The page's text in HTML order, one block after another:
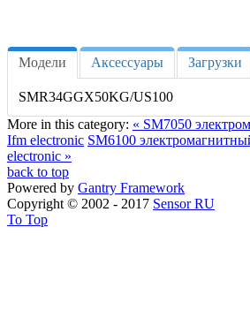
Модели Аксессуары Загрузки
SMR34GGX50KG/US100
More in this category: « SM7050
Ifm electronic SM6100
electronic »
back to top
Powered by Gantry Framework
Copyright © 2002 - 2017 Sensor RU
To Top